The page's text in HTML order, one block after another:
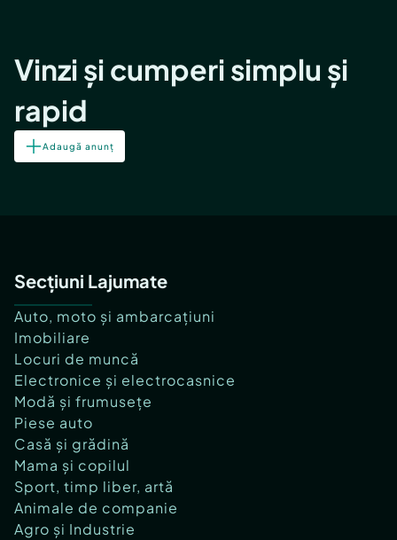
Vinzi și cumperi simplu și
rapid
Adaugă anunț
Secțiuni Lajumate
Auto, moto și ambarcațiuni
Imobiliare
Locuri de muncă
Electronice și electrocasnice
Modă și frumusețe
Piese auto
Casă și grădină
Mama și copilul
Sport, timp liber, artă
Animale de companie
Agro și Industrie